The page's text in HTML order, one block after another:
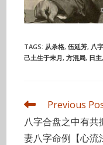
TAGS: 从杀格, 伍廷芳, 八
己土生于未月 , 方混局, 日主,
Read
more
articles
Previous
八字合盘之中有
妻八字命例【心流